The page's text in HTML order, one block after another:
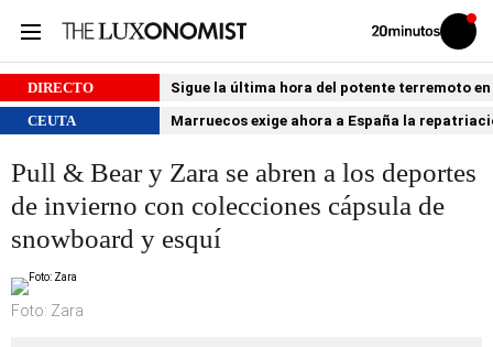
Volver
Iniciar
sesión
DIRECTO
Sigue la última hora del potente terremoto
CEUTA
Marruecos exige ahora a España la
Pull & Bear y Zara se abren a los deportes
de invierno con colecciones cápsula de
snowboard y esquí
Foto: Zara